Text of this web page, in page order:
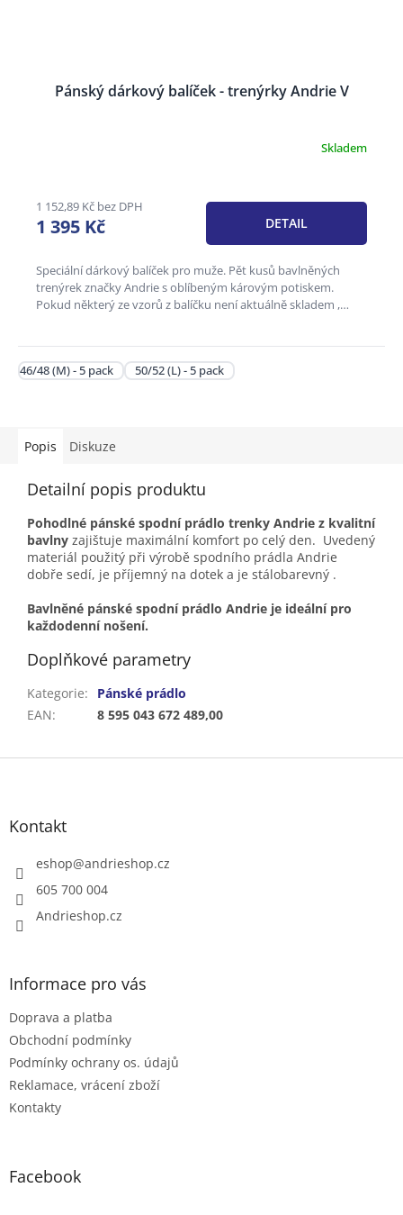
Pánský dárkový balíček - trenýrky Andrie V
je
3,6
z
hvězdiček.
Skladem
1 152,89 Kč bez DPH
1 395 Kč DETAIL
Speciální dárkový balíček pro muže. Pět kusů bavlněných
trenýrek značky Andrie s oblíbeným károvým potiskem.
Pokud některý ze vzorů z balíčku není aktuálně skladem ,
46/48 (M) - 5 pack 50/52 (L) - 5 pack
Popis Diskuze
Detailní popis produktu
Pohodlné pánské spodní prádlo trenky Andrie z kvalitní
bavlny zajištuje maximální komfort po celý den. Uvedený
materiál použitý při výrobě spodního prádla Andrie
dobře sedí, je příjemný na dotek a je stálobarevný .
Bavlněné pánské spodní prádlo Andrie je ideální pro
každodenní nošení.
Doplňkové parametry
Kategorie:
Pánské prádlo
EAN: 8 595 043 672 489,00
Z
Kontakt
eshop@andrieshop.cz
605 700 004
Andrieshop.cz
Informace pro vás
Doprava a platba
Obchodní podmínky
Podmínky ochrany os. údajů
Reklamace, vrácení zboží
Kontakty
Facebook